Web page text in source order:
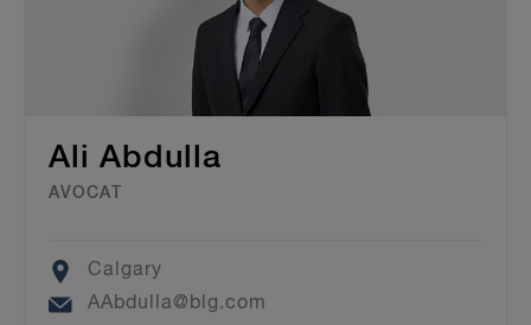
Ali Abdulla
AVOCAT
Location
Calgary
Email
AAbdulla@blg.com